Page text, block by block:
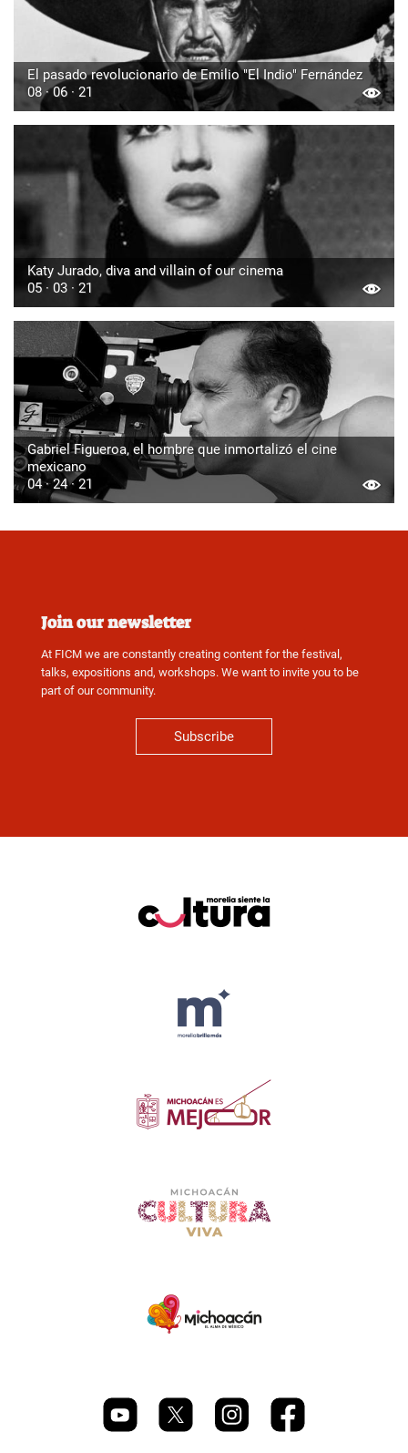
El pasado revolucionario de Emilio "El Indio" Fernández
08 · 06 · 21
Katy Jurado, diva and villain of our cinema
05 · 03 · 21
Gabriel Figueroa, el hombre que inmortalizó el cine
mexicano
04 · 24 · 21
Join our newsletter
At FICM we are constantly creating content for the festival,
talks, expositions and, workshops. We want to invite you to be
part of our community.
Subscribe